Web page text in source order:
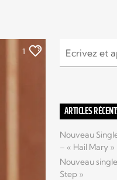
1
ARTICLES
Nouveau
– « Hail Mary »
Nouveau
Step »